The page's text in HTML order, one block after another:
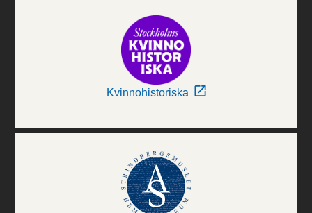
Kvinnohistoriska